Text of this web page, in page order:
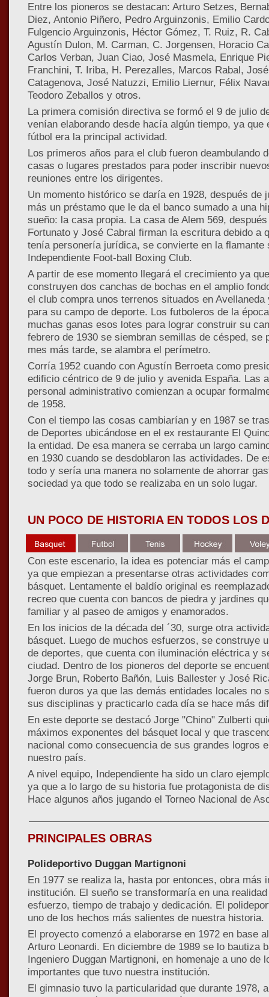
Entre los pioneros se destacan: Arturo Setzes,
Diez, Antonio Piñero, Pedro Arguinzonis, Emilio
Fulgencio Arguinzonis, Héctor Gómez, T. Ruiz, R.
Agustín Dulon, M. Carman, C. Jorgensen, Horacio
Carlos Verban, Juan Ciao, José Masmela, Enrique
Franchini, T. Iriba, H. Perezalles, Marcos Rabal,
Catagenova, José Natuzzi, Emilio Liernur, Félix
Teodoro Zeballos y otros.
La primera comisión directiva se formó el 9 de julio
venían elaborando desde hacía algún tiempo, ya que
fútbol era la principal actividad.
Los primeros años para el club fueron deambulando
casas o lugares prestados para poder inscribir
reuniones entre los dirigentes.
Un momento histórico se daría en 1928, después de
más un préstamo que le da el banco sumado a una
sueño: la casa propia. La casa de Alem 569,
Fortunato y José Cabral firman la escritura debido a
tenía personería jurídica, se convierte en la flamante
Independiente Foot-ball Boxing Club.
A partir de ese momento llegará el crecimiento ya
construyen dos canchas de bochas en el amplio
el club compra unos terrenos situados en
para su campo de deporte. Los futboleros de la
muchas ganas esos lotes para lograr construir su
febrero de 1930 se siembran semillas de césped, se
mes más tarde, se alambra el perímetro.
Corría 1952 cuando con Agustín Berroeta como
edificio céntrico de 9 de julio y avenida España. Las
personal administrativo comienzan a ocupar
de 1958.
Con el tiempo las cosas cambiarían y en 1987 se
de Deportes ubicándose en el ex restaurante El
la entidad. De esa manera se cerraba un largo
en 1930 cuando se desdoblaron las actividades. De
todo y sería una manera no solamente de ahorrar
sociedad ya que todo se realizaba en un solo lugar.
UN POCO DE HISTORIA EN TODOS LOS
Con este escenario, la idea es potenciar más el
ya que empiezan a presentarse otras actividades
básquet. Lentamente el baldío original es
recreo que cuenta con bancos de piedra y jardines
familiar y al paseo de amigos y enamorados.
En los inicios de la década del ´30, surge otra
básquet. Luego de muchos esfuerzos, se construye
de deportes, que cuenta con iluminación eléctrica y
ciudad. Dentro de los pioneros del deporte se
Jorge Brun, Roberto Bañón, Luis Ballester y José
fueron duros ya que las demás entidades locales no
sus disciplinas y practicarlo cada día se hace más
En este deporte se destacó Jorge "Chino" Zulberti
máximos exponentes del básquet local y que
nacional como consecuencia de sus grandes logros
nuestro país.
A nivel equipo, Independiente ha sido un claro
ya que a lo largo de su historia fue protagonista de
Hace algunos años jugando el Torneo Nacional de
PRINCIPALES OBRAS
Polideportivo Duggan Martignoni
En 1977 se realiza la, hasta por entonces, obra más
institución. El sueño se transformaría en una
esfuerzo, tiempo de trabajo y dedicación. El
uno de los hechos más salientes de nuestra historia.
El proyecto comenzó a elaborarse en 1972 en base
Arturo Leonardi. En diciembre de 1989 se lo bautiza
Ingeniero Duggan Martignoni, en homenaje a uno de
importantes que tuvo nuestra institución.
El gimnasio tuvo la particularidad que durante 1978,